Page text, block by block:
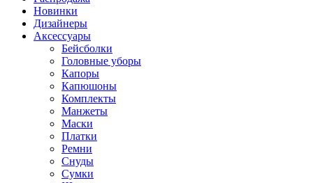
Новинки
Дизайнеры
Аксессуары
Бейсболки
Головные уборы
Капоры
Капюшоны
Комплекты
Манжеты
Маски
Платки
Ремни
Снуды
Сумки